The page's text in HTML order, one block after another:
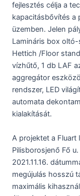
fejlesztés célja a
kapacitásbővítés a
üzemben. Jelen
Lamináris box
Hettich /Floor
vízhűtő, 1 db LAF
aggregátor
rendszer, LED
automata
kialakítását.
A projektet a
Pilisborosjenő Fő
2021.11.16.
megújulás hosszú
maximális